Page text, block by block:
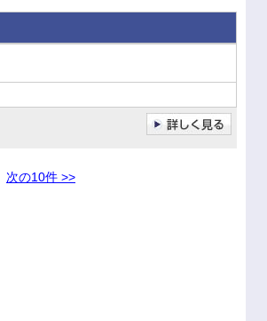
次の10件 >>